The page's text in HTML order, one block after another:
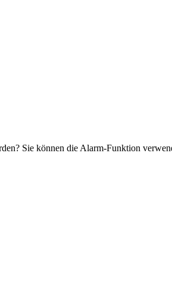
Sie können die Alarm-Funktion